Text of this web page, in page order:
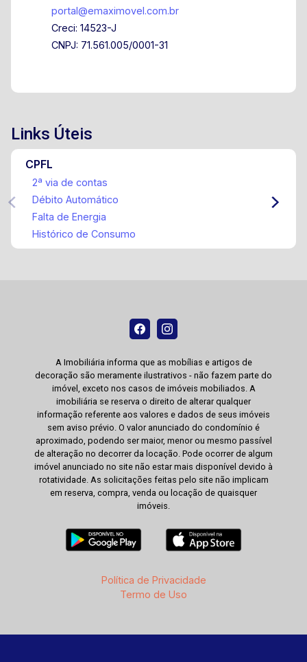
portal@emaximovel.com.br
Creci: 14523-J
CNPJ: 71.561.005/0001-31
Links Úteis
CPFL
2ª via de contas
Débito Automático
Falta de Energia
Histórico de Consumo
A Imobiliária informa que as mobílias e artigos de
decoração são meramente ilustrativos - não fazem parte do
imóvel, exceto nos casos de imóveis mobiliados. A
imobiliária se reserva o direito de alterar qualquer
informação referente aos valores e dados de seus imóveis
sem aviso prévio. O valor anunciado do condomínio é
aproximado, podendo ser maior, menor ou mesmo passível
de alteração no decorrer da locação. Pode ocorrer de algum
imóvel anunciado no site não estar mais disponível devido à
rotatividade. As solicitações feitas pelo site não implicam
em reserva, compra, venda ou locação de quaisquer
imóveis.
Política de Privacidade
Termo de Uso